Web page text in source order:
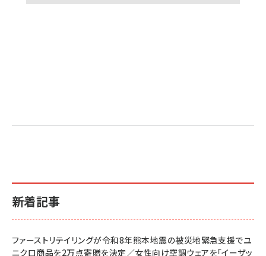
新着記事
ファーストリテイリングが令和8年熊本地震の被災地緊急支援でユ
ニクロ商品を2万点寄贈を決定／女性向け空調ウェアを「イーザッ